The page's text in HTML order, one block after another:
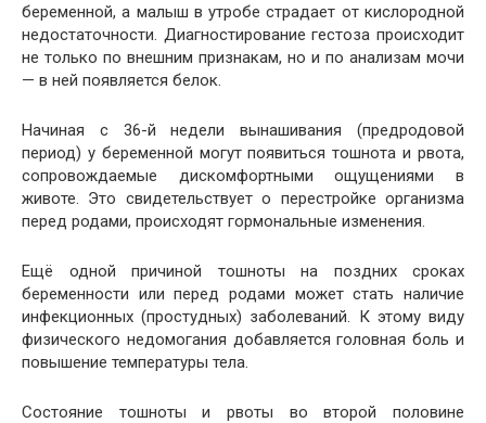
беременной, а малыш в утробе страдает от кислородной
недостаточности. Диагностирование гестоза происходит
не только по внешним признакам, но и по анализам мочи
— в ней появляется белок.
Начиная с 36-й недели вынашивания (предродовой
период) у беременной могут появиться тошнота и рвота,
сопровождаемые дискомфортными ощущениями в
животе. Это свидетельствует о перестройке организма
перед родами, происходят гормональные изменения.
Ещё одной причиной тошноты на поздних сроках
беременности или перед родами может стать наличие
инфекционных (простудных) заболеваний. К этому виду
физического недомогания добавляется головная боль и
повышение температуры тела.
Состояние тошноты и рвоты во второй половине